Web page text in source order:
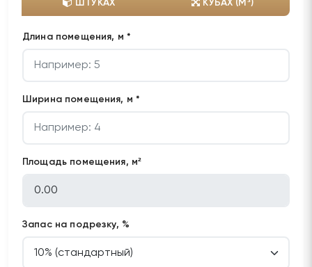
ШТУКАХ КУБАХ (М³)
Длина помещения, м *
Ширина помещения, м *
Площадь помещения, м²
Запас на подрезку, %